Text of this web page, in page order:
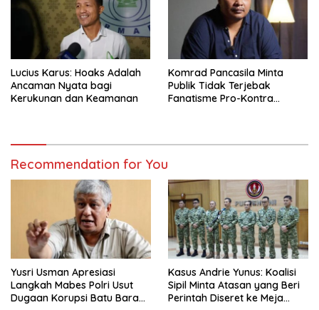
Lucius Karus: Hoaks Adalah
Ancaman Nyata bagi
Kerukunan dan Keamanan
Komrad Pancasila Minta
Publik Tidak Terjebak
Fanatisme Pro-Kontra
Recommendation for You
Yusri Usman Apresiasi
Langkah Mabes Polri Usut
Dugaan Korupsi Batu Bara
Kasus Andrie Yunus: Koalisi
Sipil Minta Atasan yang Beri
Perintah Diseret ke Meja